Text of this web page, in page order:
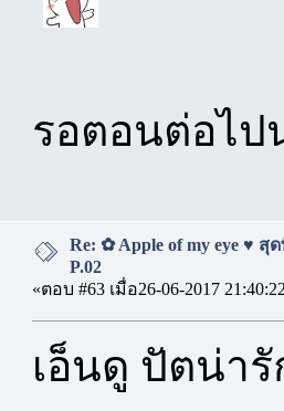
รอตอนต่อไ
Re: ✿ Apple of my eye ♥
P.02
«ตอบ #63 เมื่อ26-06-2017
เอ็นดู ปัตน่า